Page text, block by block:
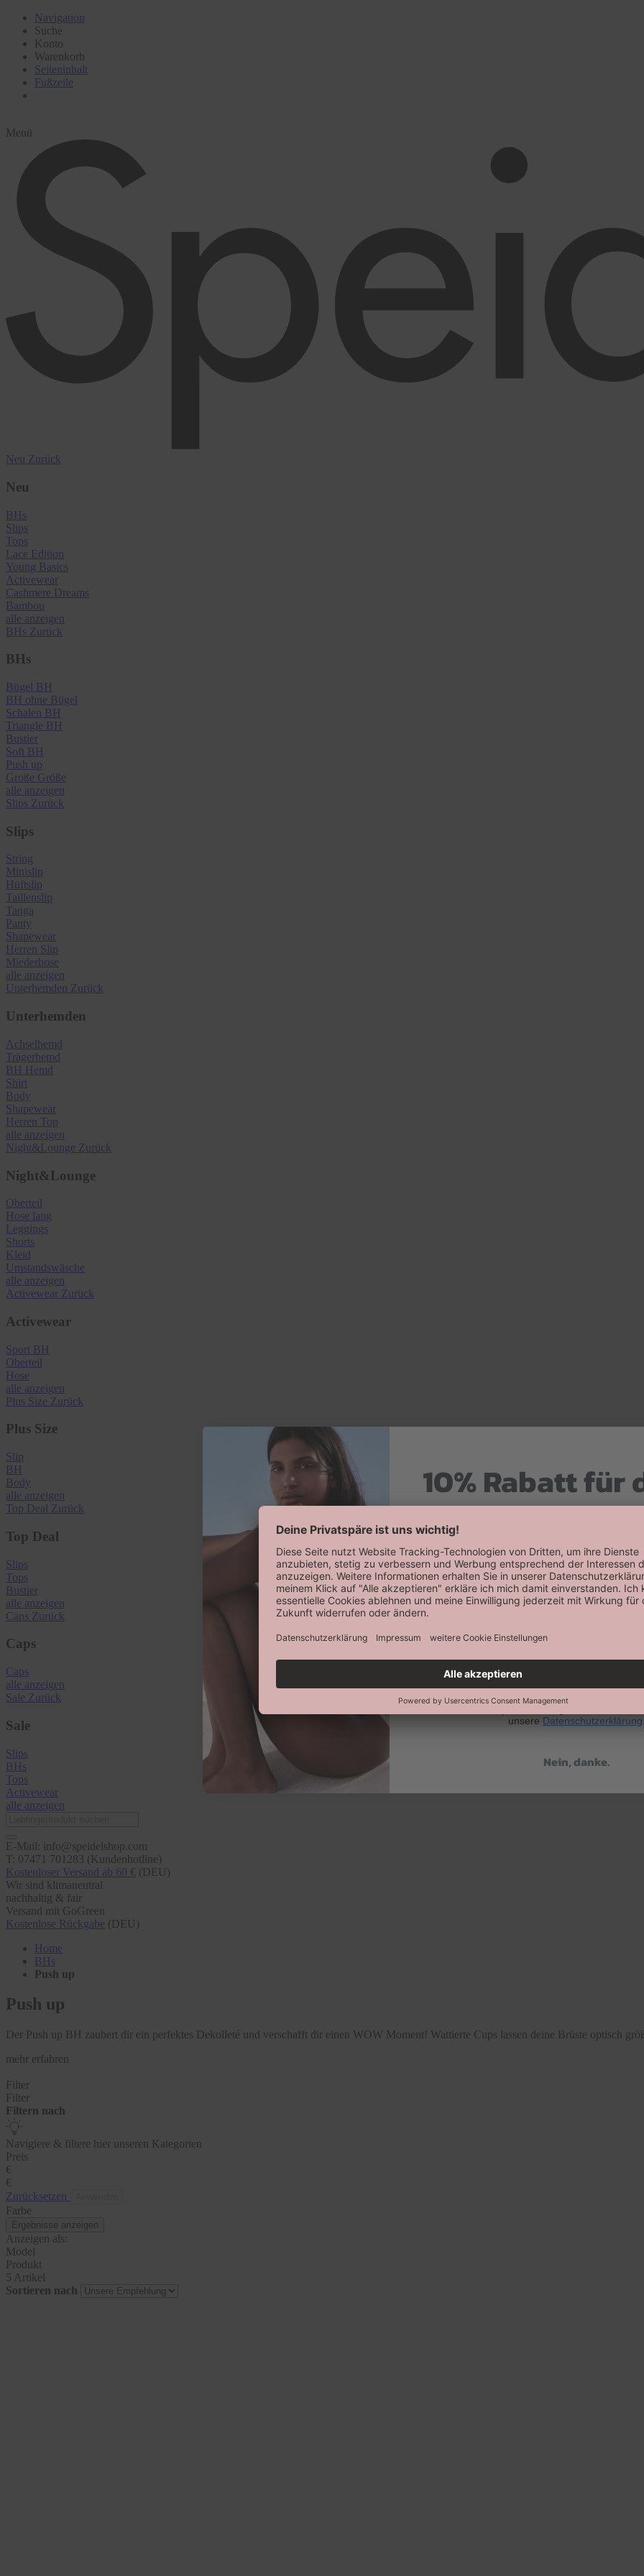
Navigation
Suche
Konto
Warenkorb
Seiteninhalt
Fußzeile
Menü
Neu Zurück
Neu
BHs
Slips
Tops
Lace Edition
Young Basics
Activewear
Cashmere Dreams
Bambou
alle anzeigen
BHs Zurück
BHs
Bügel BH
BH ohne Bügel
Schalen BH
Triangle BH
Bustier
Soft BH
Push up
Große Größe
alle anzeigen
Slips Zurück
Slips
String
Minislip
Hüftslip
Taillenslip
Tanga
Panty
Shapewear
Herren Slip
Miederhose
alle anzeigen
Unterhemden Zurück
Unterhemden
Achselhemd
Trägerhemd
BH Hemd
Shirt
Body
Shapewear
Herren Top
alle anzeigen
Night&Lounge Zurück
Night&Lounge
Oberteil
Hose lang
Leggings
Shorts
Kleid
Umstandswäsche
alle anzeigen
Activewear Zurück
Activewear
Sport BH
Oberteil
Hose
alle anzeigen
Plus Size Zurück
Plus Size
Slip
BH
Body
alle anzeigen
Top Deal Zurück
Top Deal
Slips
Tops
Bustier
alle anzeigen
Caps Zurück
Caps
Caps
alle anzeigen
Sale Zurück
Sale
Slips
BHs
Tops
Activewear
alle anzeigen
E-Mail: info@speidelshop.com
T: 07471 701283 (Kundenhotline)
Kostenloser Versand ab 60 € (DEU)
Wir sind klimaneutral
nachhaltig & fair
Versand mit GoGreen
Kostenlose Rückgabe (DEU)
Home
BHs
Push up
Push up
Der Push up BH zaubert dir ein perfektes Dekolleté und verschafft dir einen WOW Moment! Wattierte Cups lassen deine Brüste optisch
mehr erfahren
Filter
Filter
Filtern nach
Navigiere & filtere hier unseren Kategorien
Preis
€
€
Zurücksetzen
Farbe
Ergebnisse anzeigen
Anzeigen als:
Model
Produkt
5 Artikel
Sortieren nach
10% Rabatt für
Willkommensrabatt auf deine erste
erhalten!
Abonnieren
Keine Datenweitergabe an Dritte. Eine
jederzeit möglich. Hier findest
unsere Datenschutzerklärung
Nein, danke.